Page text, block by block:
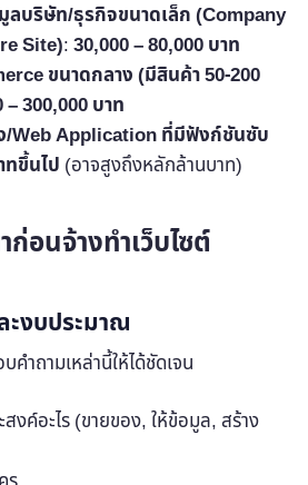
ลบริษัท/ธุรกิจขนาดเล็ก (Company
Site):30,000 – 80,000 บาท
ขนาดกลาง (มีสินค้า 50-200
– 300,000 บาท
ง/Web Application ที่มีฟังก์ชันซับ
ทขึ้นไป (อาจสูงถึงหลักล้านบาท)
อนจ้างทำเว็บไซต์
ะงบประมาณ
ำถามเหล่านี้ให้ได้ชัดเจน
งค์อะไร (ขายของ, ให้ข้อมูล, สร้าง